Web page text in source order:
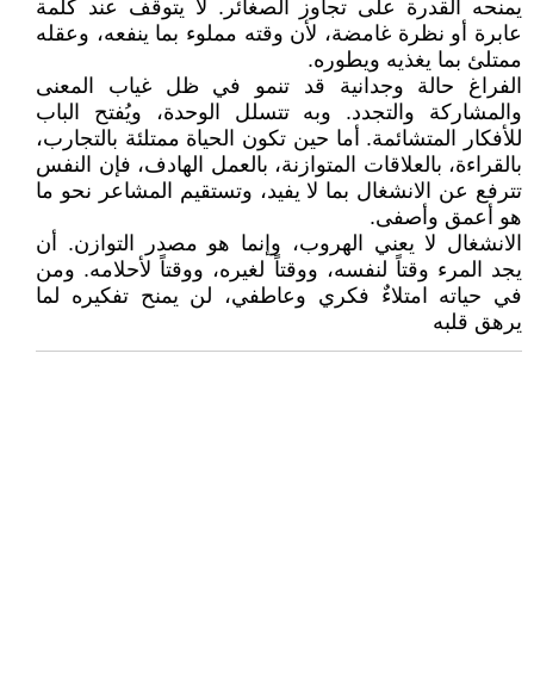
يمنحه القدرة على تجاوز الصغائر. لا يتوقف عند كلمة
عابرة أو نظرة غامضة، لأن وقته مملوء بما ينفعه، وعقله
ممتلئ بما يغذيه ويطوره.
الفراغ حالة وجدانية قد تنمو في ظل غياب المعنى
والمشاركة والتجدد. وبه تتسلل الوحدة، ويُفتح الباب
للأفكار المتشائمة. أما حين تكون الحياة ممتلئة بالتجارب،
بالقراءة، بالعلاقات المتوازنة، بالعمل الهادف، فإن النفس
تترفع عن الانشغال بما لا يفيد، وتستقيم المشاعر نحو ما
هو أعمق وأصفى.
الانشغال لا يعني الهروب، وإنما هو مصدر التوازن. أن
يجد المرء وقتاً لنفسه، ووقتاً لغيره، ووقتاً لأحلامه. ومن
في حياته امتلاءٌ فكري وعاطفي، لن يمنح تفكيره لما
يرهق قلبه